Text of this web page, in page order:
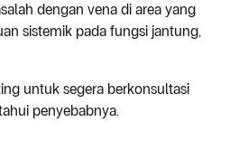
dengan vena di area yang
sistemik pada fungsi jantung,
untuk segera berkonsultasi
penyebabnya.